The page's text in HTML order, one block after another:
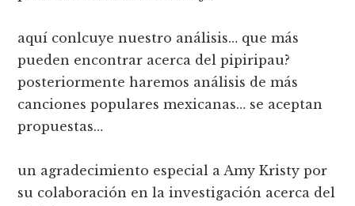
aquí­ conlcuye nuestro análisis… que más
pueden encontrar acerca del pipiripau?
posteriormente haremos análisis de más
canciones populares mexicanas… se aceptan
propuestas…
un agradecimiento especial a Amy Kristy por
su colaboración en la investigación acerca del